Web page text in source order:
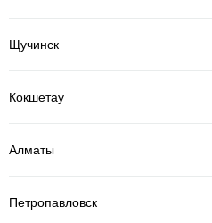
Щучинск
Кокшетау
Алматы
Петропавловск